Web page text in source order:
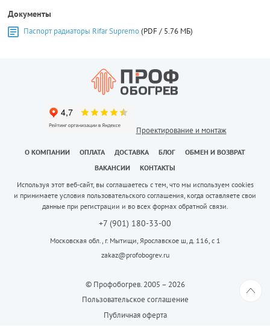
Документы
Паспорт радиаторы Rifar Supremo(PDF / 5.76 МБ)
Проектирование и монтаж
О КОМПАНИИ ОПЛАТА ДОСТАВКА БЛОГ
ОБМЕН И ВОЗВРАТ
ВАКАНСИИ
КОНТАКТЫ
Используя этот веб-сайт, вы соглашаетесь с тем, что мы используем cookies
и принимаете условия пользовательского соглашения, когда оставляете свои
данные при регистрации и во всех формах обратной связи.
+7 (901) 180-33-00
Московская обл., г. Мытищи, Ярославское ш, д. 116, с 1
zakaz@profobogrev.ru
© Профобогрев. 2005 – 2026
Пользовательское соглашение
Публичная оферта